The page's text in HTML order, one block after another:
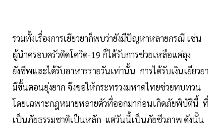
รวมทั้งเรื่องการเยียวยาก็พบว่ายังมีปัญหาหลายกรณี เช่น
ผู้นำครอบครัวติดโควิด-19 ก็ได้รับการช่วยเหลือแค่ถุง
ยังชีพและได้รับอาหารรายวันเท่านั้น การได้รับเงินเยียวยา
มีขั้นตอนยุ่งยาก จึงขอให้กระทรวงมหาดไทยช่วยทบทวน
โดยเฉพาะกฎหมายหลายตัวที่ออกมาก่อนเกิดภัยพิบัตินี้ ที่
เป็นภัยธรรมชาติเป็นหลัก แต่วันนี้เป็นภัยชีวภาพ ดังนั้น